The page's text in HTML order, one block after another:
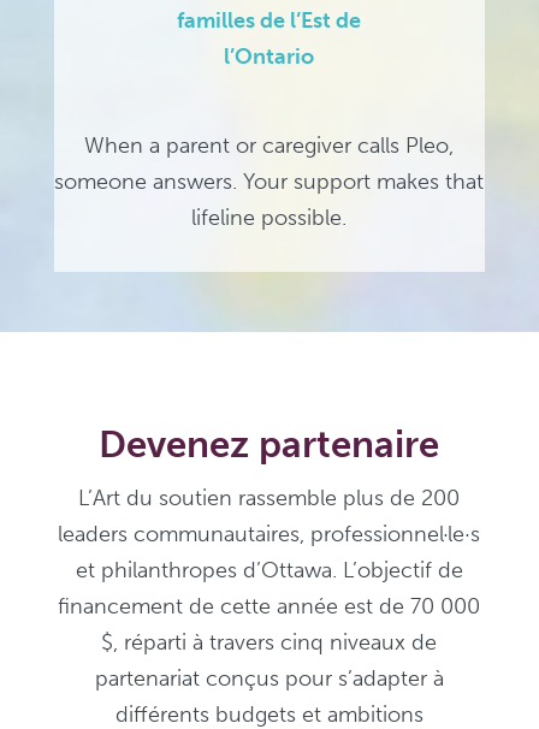
familles de l’Est de
l’Ontario
When a parent or caregiver calls Pleo,
someone answers. Your support makes that
lifeline possible.
Devenez partenaire
L’Art du soutien rassemble plus de 200
leaders communautaires, professionnel·le·s
et philanthropes d’Ottawa. L’objectif de
financement de cette année est de 70 000
$, réparti à travers cinq niveaux de
partenariat conçus pour s’adapter à
différents budgets et ambitions